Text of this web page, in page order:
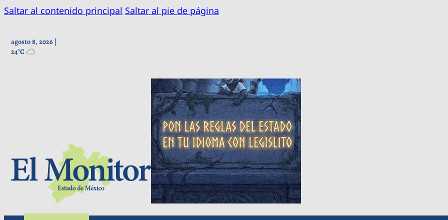
Saltar al contenido principal Saltar al pie de página
agosto 8, 2026 |
24°C